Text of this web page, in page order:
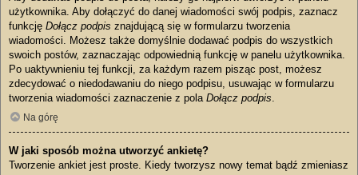
użytkownika. Aby dołączyć do danej wiadomości swój podpis, zaznacz
funkcję Dołącz podpis znajdującą się w formularzu tworzenia
wiadomości. Możesz także domyślnie dodawać podpis do wszystkich
swoich postów, zaznaczając odpowiednią funkcję w panelu użytkownika.
Po uaktywnieniu tej funkcji, za każdym razem pisząc post, możesz
zdecydować o niedodawaniu do niego podpisu, usuwając w formularzu
tworzenia wiadomości zaznaczenie z pola Dołącz podpis.
Na górę
W jaki sposób można utworzyć ankietę?
Tworzenie ankiet jest proste. Kiedy tworzysz nowy temat bądź zmieniasz